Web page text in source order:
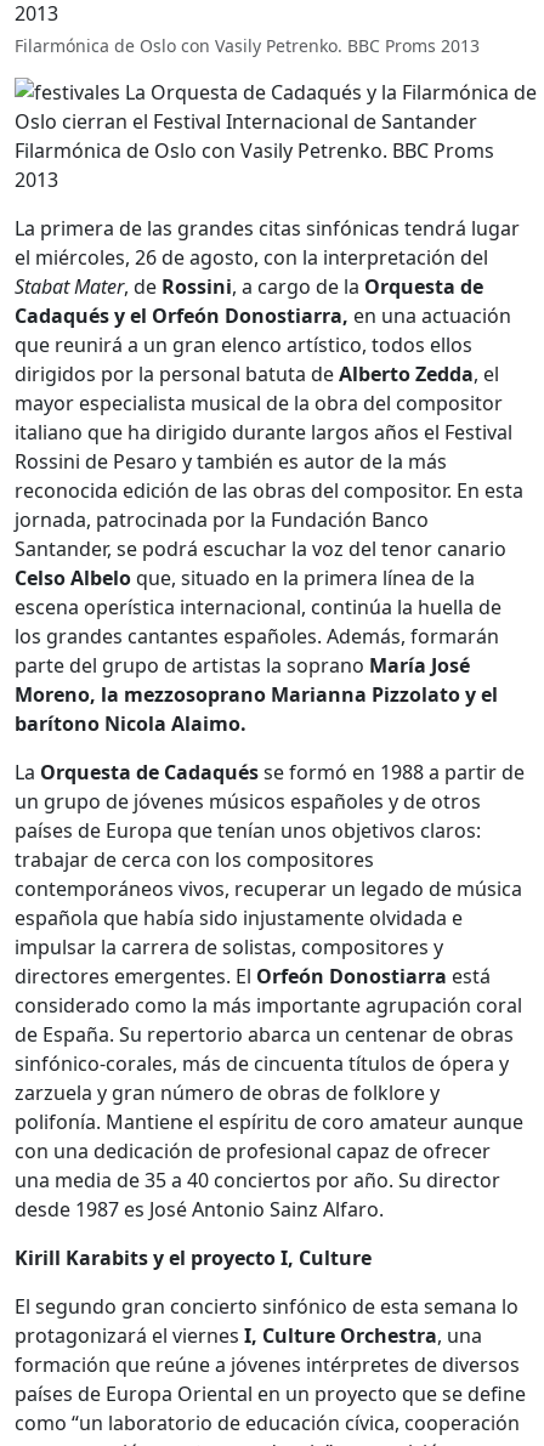
Filarmónica de Oslo con Vasily Petrenko. BBC Proms 2013
Filarmónica de Oslo con Vasily Petrenko. BBC Proms
2013
La primera de las grandes citas sinfónicas tendrá lugar
el miércoles, 26 de agosto, con la interpretación del
Stabat Mater, de Rossini, a cargo de la Orquesta de
Cadaqués y el Orfeón Donostiarra, en una actuación
que reunirá a un gran elenco artístico, todos ellos
dirigidos por la personal batuta deAlberto Zedda, el
mayor especialista musical de la obra del compositor
italiano que ha dirigido durante largos años el Festival
Rossini de Pesaro y también es autor de la más
reconocida edición de las obras del compositor. En esta
jornada, patrocinada por la Fundación Banco
Santander, se podrá escuchar la voz del tenor canario
Celso Albeloque, situado en la primera línea de la
escena operística internacional, continúa la huella de
los grandes cantantes españoles. Además, formarán
parte del grupo de artistas la soprano María José
Moreno, la mezzosoprano Marianna Pizzolato y el
barítono Nicola Alaimo.
La Orquesta de Cadaquésse formó en 1988 a partir de
un grupo de jóvenes músicos españoles y de otros
países de Europa que tenían unos objetivos claros:
trabajar de cerca con los compositores
contemporáneos vivos, recuperar un legado de música
española que había sido injustamente olvidada e
impulsar la carrera de solistas, compositores y
directores emergentes. El Orfeón Donostiarra está
considerado como la más importante agrupación coral
de España. Su repertorio abarca un centenar de obras
sinfónico-corales, más de cincuenta títulos de ópera y
zarzuela y gran número de obras de folklore y
polifonía. Mantiene el espíritu de coro amateur aunque
con una dedicación de profesional capaz de ofrecer
una media de 35 a 40 conciertos por año. Su director
desde 1987 es José Antonio Sainz Alfaro.
Kirill Karabits y el proyecto I, Culture
El segundo gran concierto sinfónico de esta semana lo
protagonizará el viernes I, Culture Orchestra, una
formación que reúne a jóvenes intérpretes de diversos
países de Europa Oriental en un proyecto que se define
como “un laboratorio de educación cívica, cooperación